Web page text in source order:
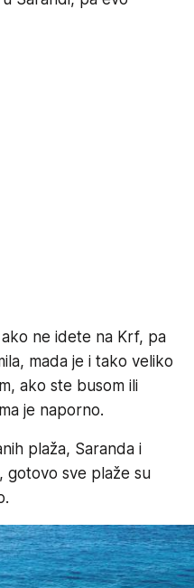
ne idete na Krf, pa
mada je i tako veliko
ako ste busom ili
je naporno.
plaža, Saranda i
gotovo sve plaže su